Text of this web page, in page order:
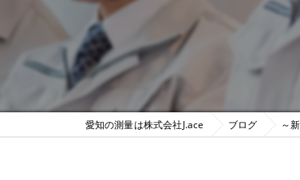
愛知の測量は株式会社J.ace ブログ ～